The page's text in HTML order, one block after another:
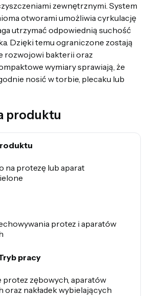
zewnętrznymi. System
otworami umożliwia cyrkulację
utrzymać odpowiednią suchość
Dzięki temu ograniczone zostają
rozwojowi bakterii oraz
wymiary sprawiają, że
nosić w torbie, plecaku lub
produktu
na protezę lub aparat
protez i aparatów
pracy
zębowych, aparatów
nakładek wybielających